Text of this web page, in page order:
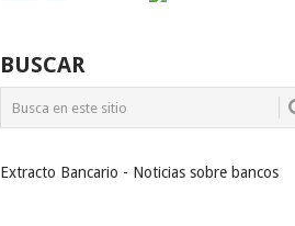
BUSCAR
Extracto Bancario - Noticias sobre bancos